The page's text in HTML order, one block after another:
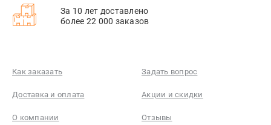
За 10 лет доставлено
более 22 000 заказов
Как заказать Задать вопрос
Доставка и оплата Акции и скидки
О компании Отзывы